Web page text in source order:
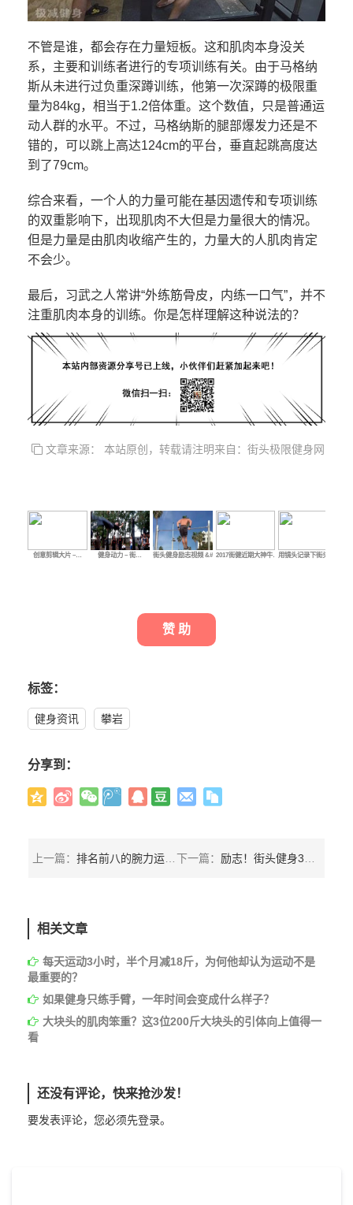
不管是谁，都会存在力量短板。这和肌肉本身没关
系，主要和训练者进行的专项训练有关。由于马格纳
斯从未进行过负重深蹲训练，他第一次深蹲的极限重
量为84kg，相当于1.2倍体重。这个数值，只是普通运
动人群的水平。不过，马格纳斯的腿部爆发力还是不
错的，可以跳上高达124cm的平台，垂直起跳高度达
到了79cm。
综合来看，一个人的力量可能在基因遗传和专项训练
的双重影响下，出现肌肉不大但是力量很大的情况。
但是力量是由肌肉收缩产生的，力量大的人肌肉肯定
不会少。
最后，习武之人常讲“外练筋骨皮，内练一口气”，并不
注重肌肉本身的训练。你是怎样理解这种说法的？
文章来源： 本站原创，转载请注明来自：街头极限健身网
创意剪辑大片 –… 健身动力 – 街… 街头健身励志视频 &#…2017街健近期大神牛… 用镜头记录下街头健…
赞 助
标签：
健身资讯 攀岩
分享到：
上一篇： 排名前八的腕力运动员的手臂有多恐怖？臂围50cm只能排倒数！ 下一篇： 励志！街头健身3年，从神技到身材变化的全记录
相关文章
每天运动3小时，半个月减18斤，为何他却认为运动不是
最重要的？
如果健身只练手臂，一年时间会变成什么样子？
大块头的肌肉笨重？这3位200斤大块头的引体向上值得一
看
还没有评论，快来抢沙发！
要发表评论，您必须先登录。